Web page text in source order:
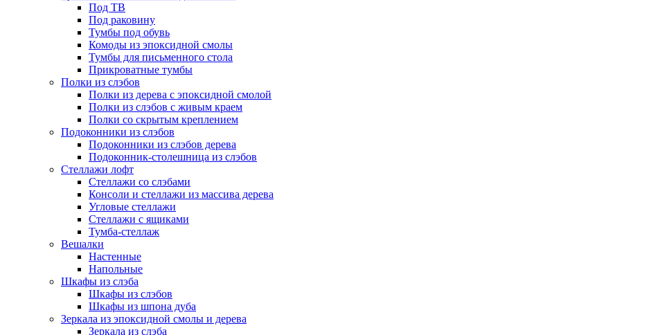
Под ТВ
Под раковину
Тумбы под обувь
Комоды из эпоксидной смолы
Тумбы для письменного стола
Прикроватные тумбы
Полки из слэбов
Полки из дерева с эпоксидной смолой
Полки из слэбов с живым краем
Полки со скрытым креплением
Подоконники из слэбов
Подоконники из слэбов дерева
Подоконник-столешница из слэбов
Стеллажи лофт
Стеллажи со слэбами
Консоли и стеллажи из массива дерева
Угловые стеллажи
Стеллажи с ящиками
Тумба-стеллаж
Вешалки
Настенные
Напольные
Шкафы из слэба
Шкафы из слэбов
Шкафы из шпона дуба
Зеркала из эпоксидной смолы и дерева
Зеркала из слэба